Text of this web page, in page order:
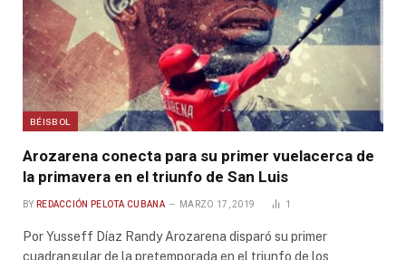
BÉISBOL
Arozarena conecta para su primer vuelacerca de
la primavera en el triunfo de San Luis
BY REDACCIÓN PELOTA CUBANA MARZO 17, 2019 1
Por Yusseff Díaz Randy Arozarena disparó su primer
cuadrangular de la pretemporada en el triunfo de los